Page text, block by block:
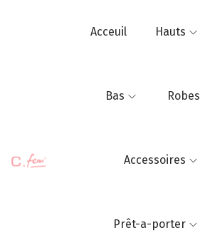
Acceuil Hauts
Bas Robes
Accessoires
Prêt-a-porter